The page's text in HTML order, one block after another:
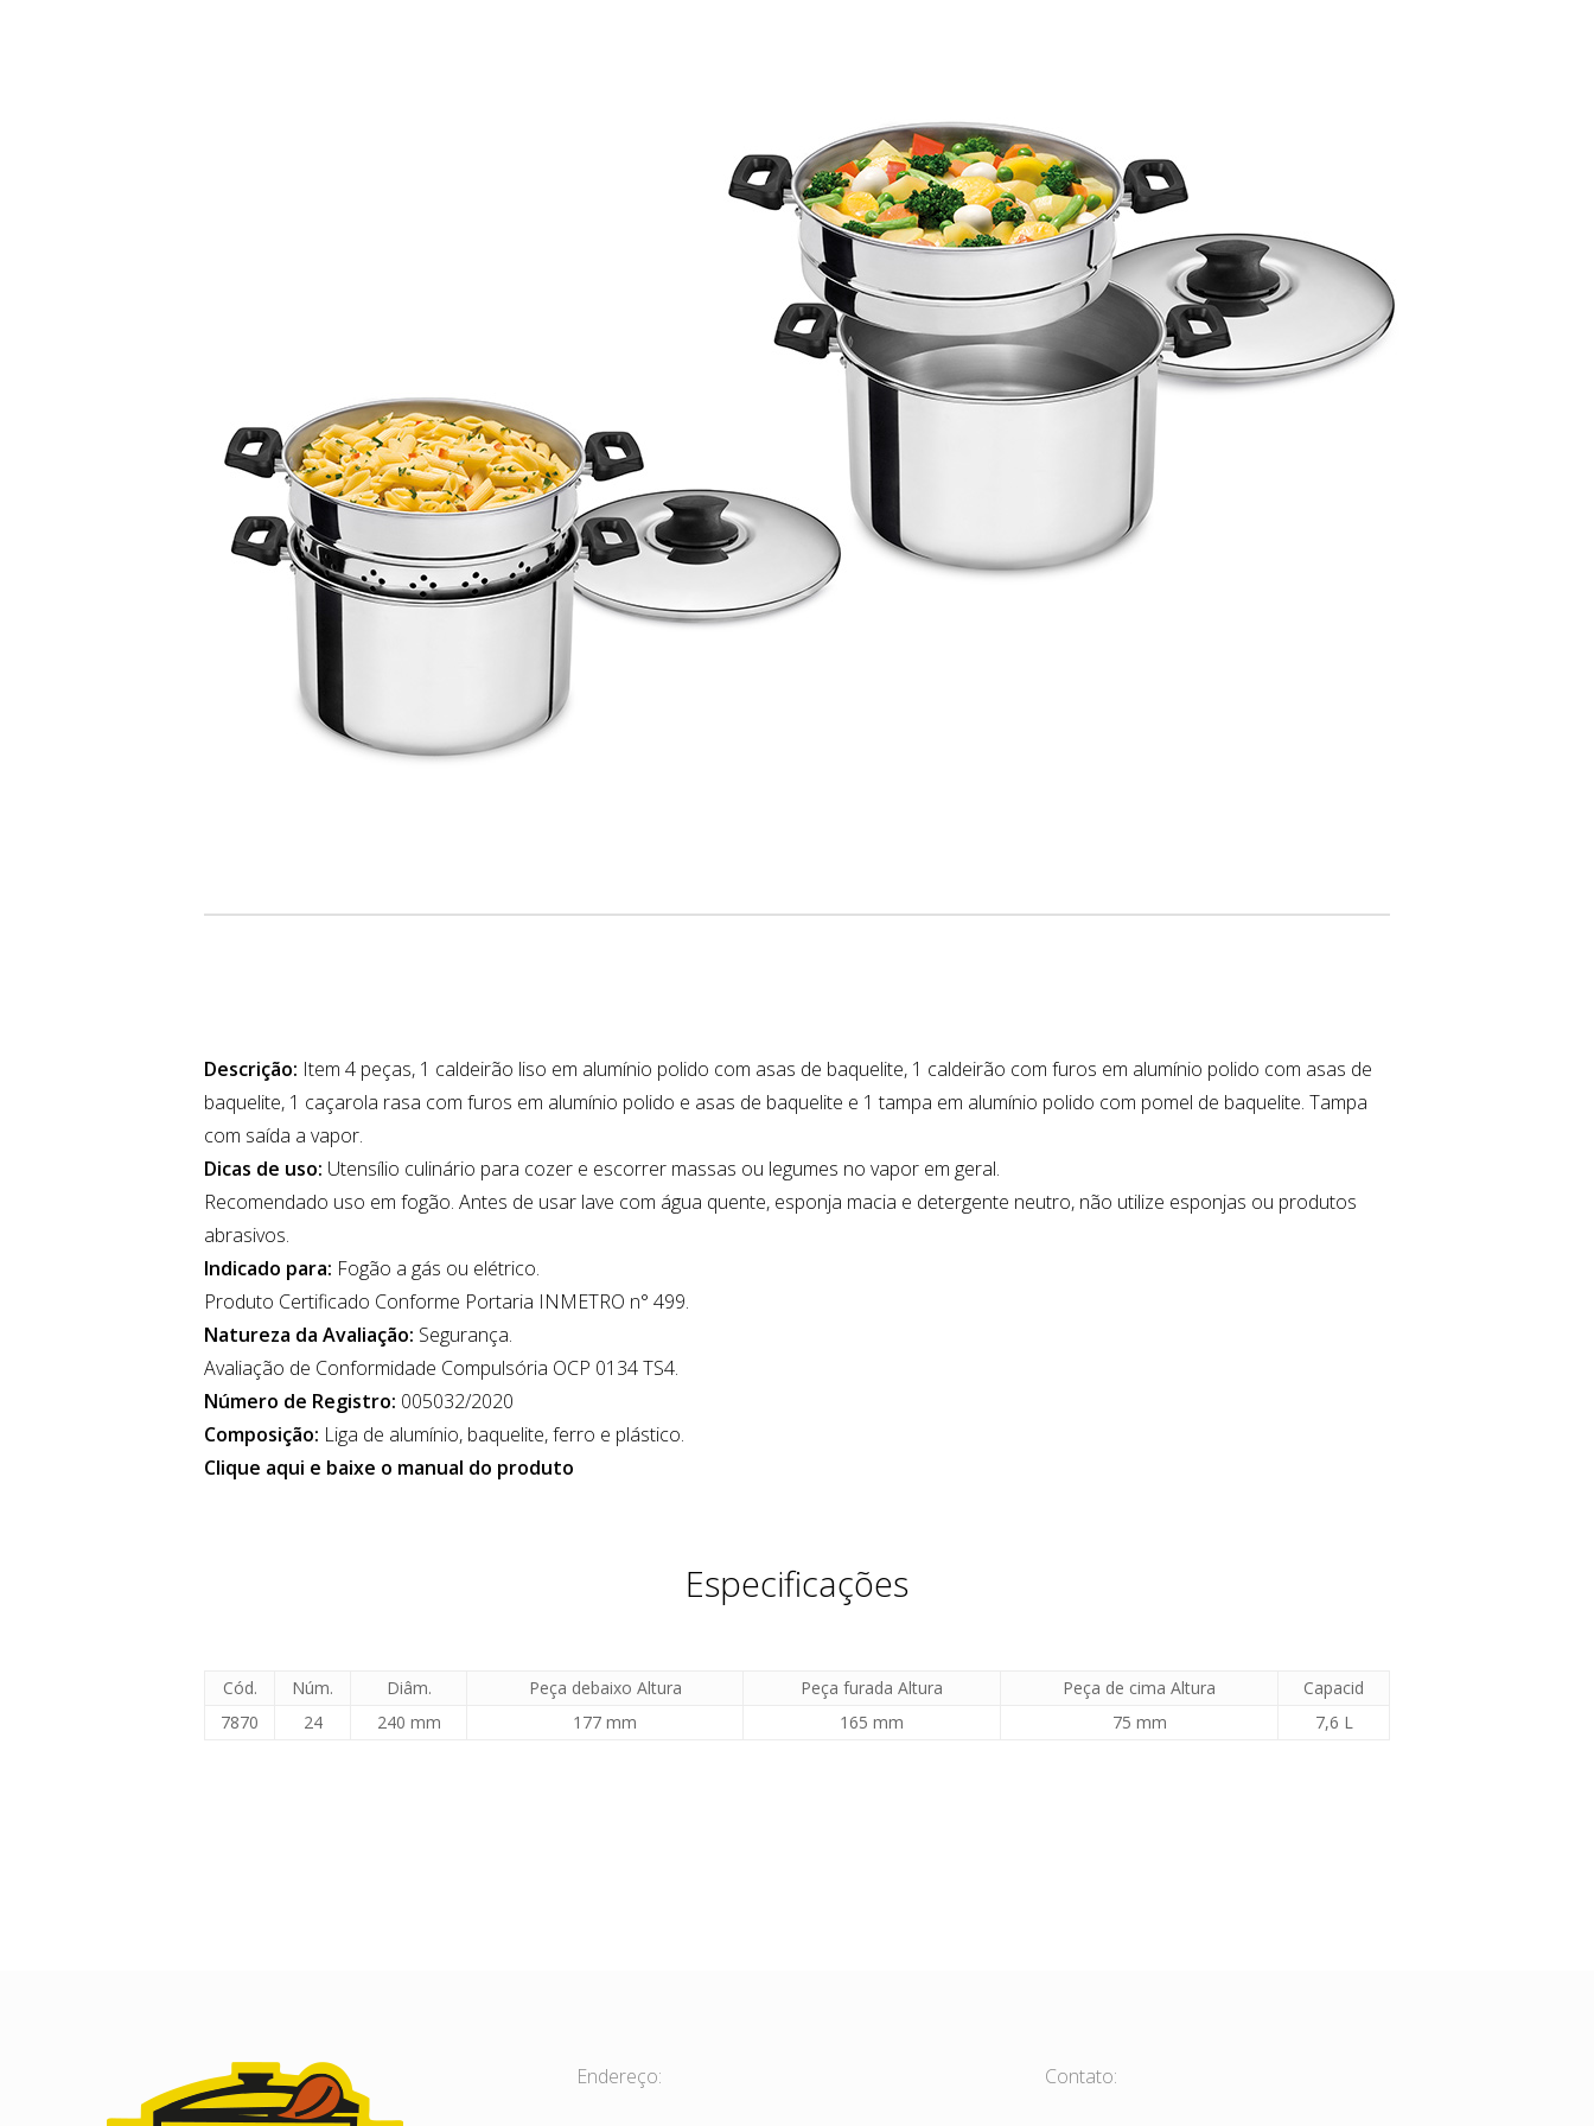
Descrição: Item 4 peças, 1 caldeirão liso em alumínio polido com asas de baquelite, 1 caldeirão com furos em alumínio polido com asas de
baquelite, 1 caçarola rasa com furos em alumínio polido e asas de baquelite e 1 tampa em alumínio polido com pomel de baquelite. Tampa
com saída a vapor.
Dicas de uso: Utensílio culinário para cozer e escorrer massas ou legumes no vapor em geral.
Recomendado uso em fogão. Antes de usar lave com água quente, esponja macia e detergente neutro, não utilize esponjas ou produtos
abrasivos.
Indicado para: Fogão a gás ou elétrico.
Produto Certificado Conforme Portaria INMETRO n° 499.
Natureza da Avaliação: Segurança.
Avaliação de Conformidade Compulsória OCP 0134 TS4.
Número de Registro: 005032/2020
Composição: Liga de alumínio, baquelite, ferro e plástico.
Clique aqui e baixe o manual do produto
Especificações
Cód. Núm. Diâm. Peça debaixo Altura Peça furada Altura Peça de cima Altura
Capacid
7870
24 240 mm 177 mm 165 mm 75 mm 7,6 L
Endereço: Contato: